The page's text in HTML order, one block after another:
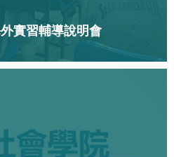
實習輔導說明會